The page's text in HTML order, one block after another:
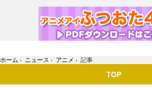
ホーム › ニュース › アニメ › 記事
TOP